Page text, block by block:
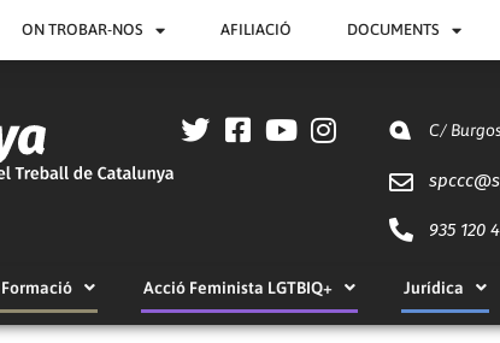
ON TROBAR-NOS AFILIACIÓ DOCUMENTS
C/
spccc@
935 120
Formació Acció Feminista LGTBIQ+ Jurídica